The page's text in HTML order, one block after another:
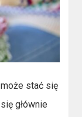
stać się
głównie